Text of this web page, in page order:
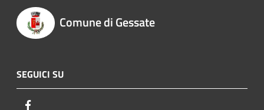
Comune di Gessate
SEGUICI SU